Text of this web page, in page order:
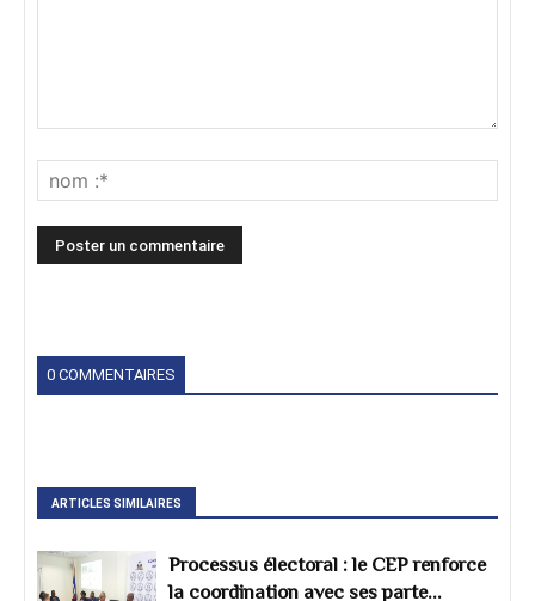
0 COMMENTAIRES
ARTICLES SIMILAIRES
Processus électoral : le CEP renforce
la coordination avec ses parte...